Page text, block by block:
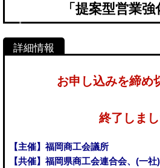
「提案型営業強
お申し込みを締め
終了しま
【主催】福岡商工会議所
【共催】福岡県商工会連合会、(一